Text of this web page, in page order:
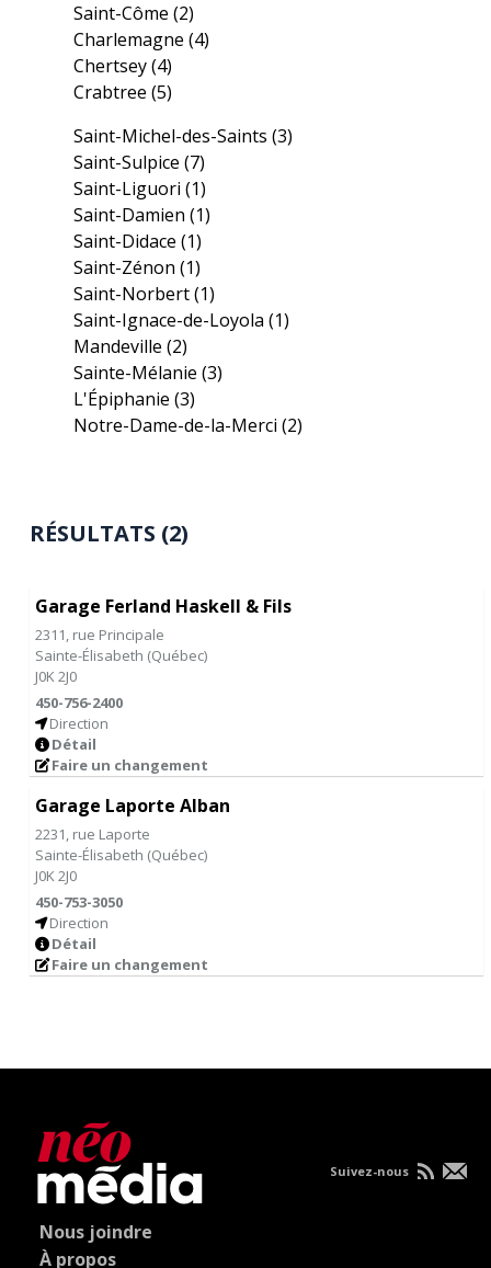
Saint-Côme(2)
Charlemagne(4)
Chertsey(4)
Crabtree(5)
Saint-Michel-des-Saints(3)
Saint-Sulpice(7)
Saint-Liguori(1)
Saint-Damien(1)
Saint-Didace(1)
Saint-Zénon(1)
Saint-Norbert(1)
Saint-Ignace-de-Loyola(1)
Mandeville(2)
Sainte-Mélanie(3)
L'Épiphanie(3)
Notre-Dame-de-la-Merci(2)
RÉSULTATS (2)
Garage Ferland Haskell & Fils
2311, rue Principale
Sainte-Élisabeth (Québec)
J0K 2J0
450-756-2400
Direction
Détail
Faire un changement
Garage Laporte Alban
2231, rue Laporte
Sainte-Élisabeth (Québec)
J0K 2J0
450-753-3050
Direction
Détail
Faire un changement
Nous joindre
À propos
Suivez-nous